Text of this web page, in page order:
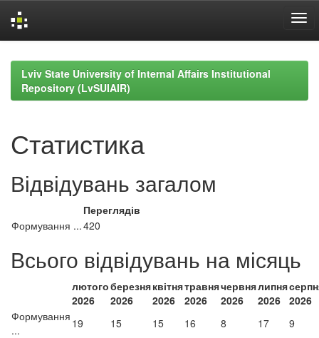
navigationLviv State University of Internal Affairs Institutional
Repository (LvSUIAIR)
Статистика
Відвідувань загалом
Переглядів
Формування ...420
Всього відвідувань на місяць
лютого
2026
березня
2026
квітня
2026
травня
2026
червня
2026
липня
2026 2026
Формування
...
19 15 15 16 8 17 9